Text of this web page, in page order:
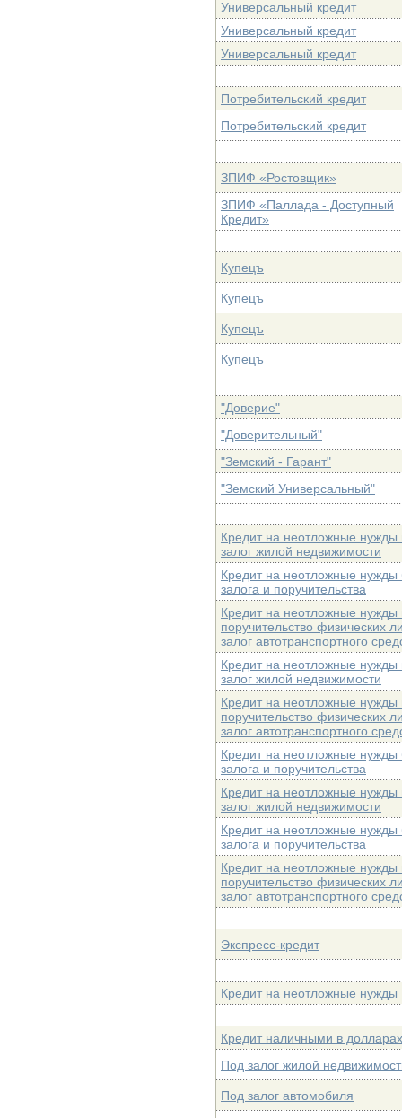
Универсальный кредит
Универсальный кредит
Универсальный кредит
Потребительский кредит
Потребительский кредит
ЗПИФ «Ростовщик»
ЗПИФ «Паллада - Доступный
Кредит»
Купецъ
Купецъ
Купецъ
Купецъ
"Доверие"
"Доверительный"
"Земский - Гарант"
"Земский Универсальный"
Кредит на неотложные нужды
залог жилой недвижимости
Кредит на неотложные нужды
залога и поручительства
Кредит на неотложные нужды
поручительство физических
залог автотранспортного
Кредит на неотложные нужды
залог жилой недвижимости
Кредит на неотложные нужды
поручительство физических
залог автотранспортного
Кредит на неотложные нужды
залога и поручительства
Кредит на неотложные нужды
залог жилой недвижимости
Кредит на неотложные нужды
залога и поручительства
Кредит на неотложные нужды
поручительство физических
залог автотранспортного
Экспресс-кредит
Кредит на неотложные нужды
Кредит наличными в
Под залог жилой
Под залог автомобиля